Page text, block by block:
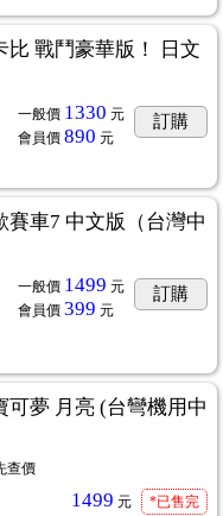
比 戰鬥豪華版！ 日文
一般價 1330 元
會員價 890 元
訂購
賽車7 中文版（台灣中
一般價 1499 元
會員價 399 元
訂購
可夢 月亮 (台彎機用中
查價
1499 元 *已售完